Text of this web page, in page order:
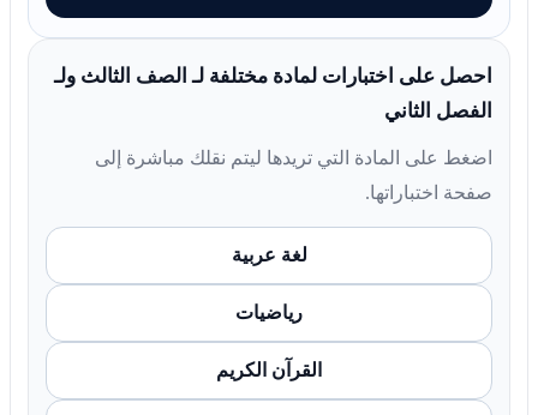
احصل على اختبارات لمادة مختلفة لـ الصف الثالث ولـ
الفصل الثاني
اضغط على المادة التي تريدها ليتم نقلك مباشرة إلى
صفحة اختباراتها.
لغة عربية
رياضيات
القرآن الكريم